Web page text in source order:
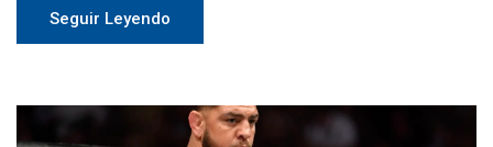
Seguir Leyendo